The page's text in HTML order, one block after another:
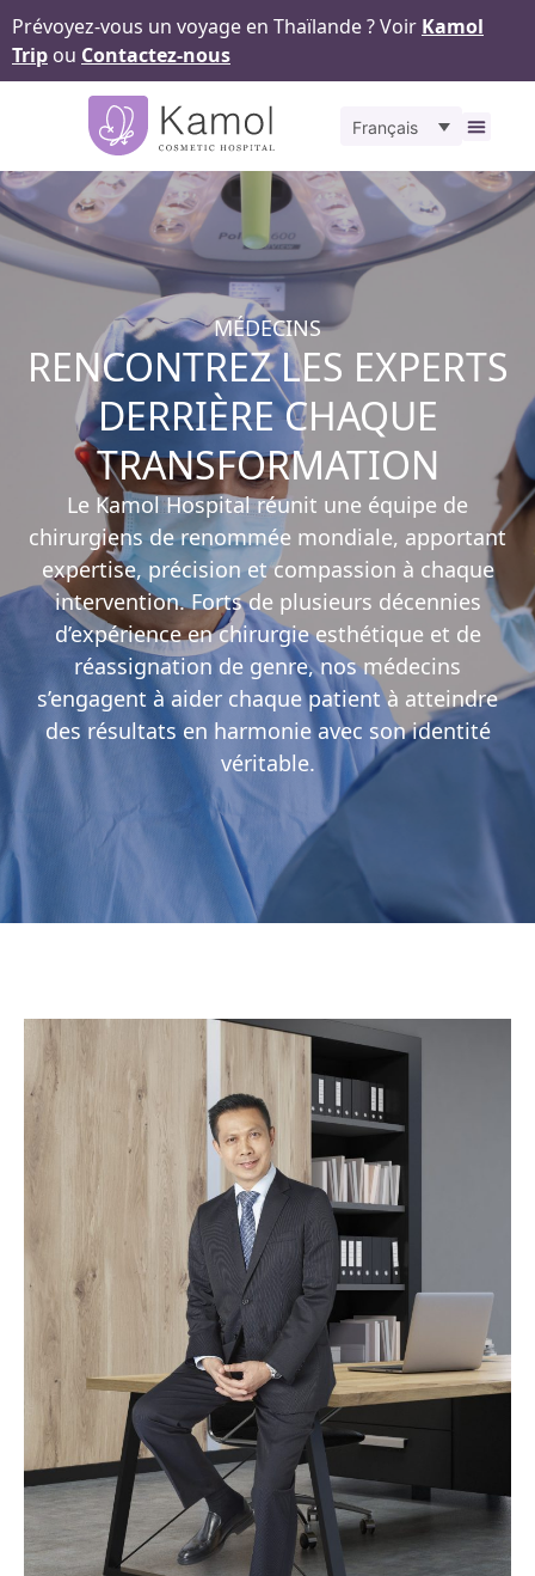
Prévoyez-vous un voyage en Thaïlande ? Voir Kamol
Trip ou Contactez-nous
Français
MÉDECINS
RENCONTREZ LES EXPERTS
DERRIÈRE CHAQUE
TRANSFORMATION
Le Kamol Hospital réunit une équipe de
chirurgiens de renommée mondiale, apportant
expertise, précision et compassion à chaque
intervention. Forts de plusieurs décennies
d’expérience en chirurgie esthétique et de
réassignation de genre, nos médecins
s’engagent à aider chaque patient à atteindre
des résultats en harmonie avec son identité
véritable.